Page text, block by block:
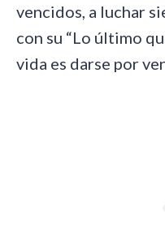
vencidos, a luchar
con su “Lo último
vida es darse por